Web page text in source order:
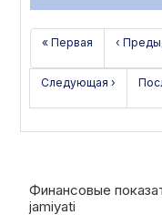
« Первая ‹
Следующая ›
Финансовые
jamiyati